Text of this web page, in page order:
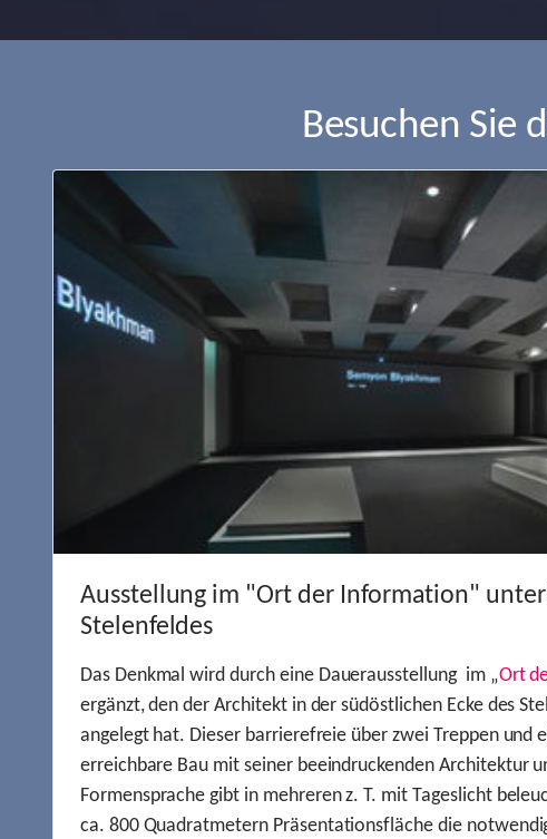
Besuchen Sie
Ausstellung im "Ort der Information"
Stelenfeldes
Das Denkmal wird durch eine Dauerausstellung im „Ort
ergänzt, den der Architekt in der südöstlichen Ecke des
angelegt hat. Dieser barrierefreie über zwei Treppen und
erreichbare Bau mit seiner beeindruckenden Architektur
Formensprache gibt in mehreren z. T. mit Tageslicht
ca. 800 Quadratmetern Präsentationsfläche die